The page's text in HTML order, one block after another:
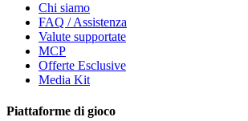
Chi siamo
FAQ / Assistenza
Valute supportate
MCP
Offerte Esclusive
Media Kit
Piattaforme di gioco